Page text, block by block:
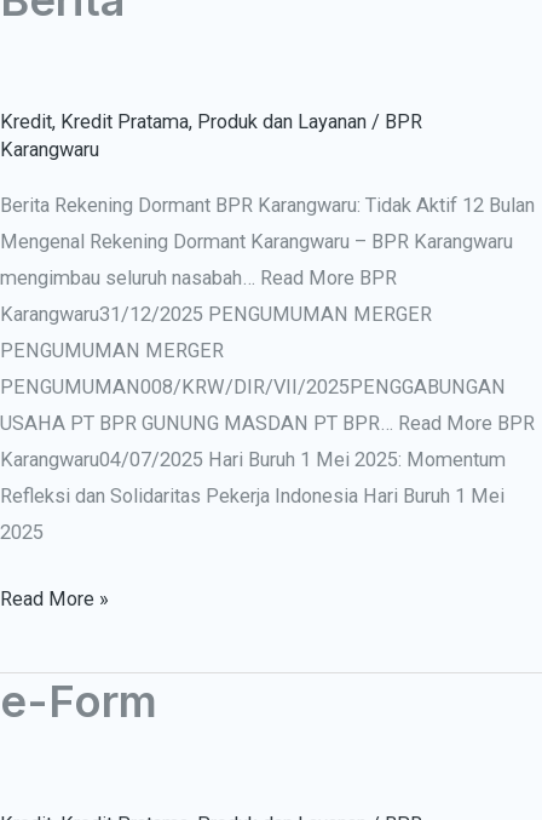
Kredit, Kredit Pratama, Produk dan Layanan / BPR
Karangwaru
Berita Rekening Dormant BPR Karangwaru: Tidak Aktif 12 Bulan
Mengenal Rekening Dormant Karangwaru – BPR Karangwaru
mengimbau seluruh nasabah… Read More BPR
Karangwaru31/12/2025 PENGUMUMAN MERGER
PENGUMUMAN MERGER
PENGUMUMAN008/KRW/DIR/VII/2025PENGGABUNGAN
USAHA PT BPR GUNUNG MASDAN PT BPR… Read More BPR
Karangwaru04/07/2025 Hari Buruh 1 Mei 2025: Momentum
Refleksi dan Solidaritas Pekerja Indonesia Hari Buruh 1 Mei
2025
Read More »
e-Form
e-